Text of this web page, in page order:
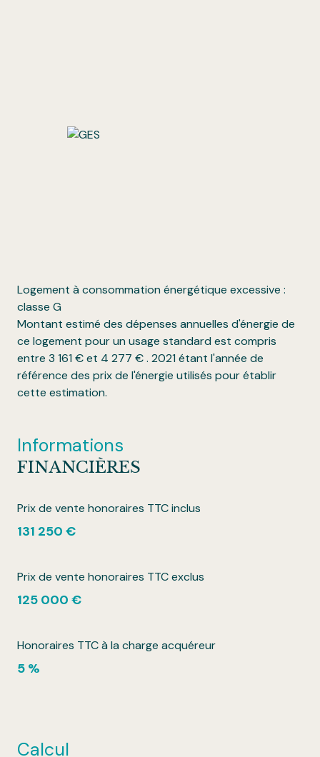
Logement à consommation énergétique excessive :
classe G
Montant estimé des dépenses annuelles d'énergie de
ce logement pour un usage standard est compris
entre 3 161 € et 4 277 € . 2021 étant l'année de
référence des prix de l'énergie utilisés pour établir
cette estimation.
Informations
FINANCIÈRES
Prix de vente honoraires TTC inclus
131 250 €
Prix de vente honoraires TTC exclus
125 000 €
Honoraires TTC à la charge acquéreur
5 %
Calcul